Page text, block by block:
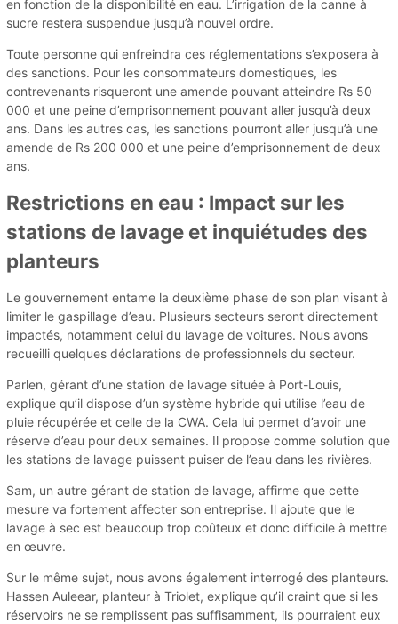
en fonction de la disponibilité en eau. L’irrigation de la canne à
sucre restera suspendue jusqu’à nouvel ordre.
Toute personne qui enfreindra ces réglementations s’exposera à
des sanctions. Pour les consommateurs domestiques, les
contrevenants risqueront une amende pouvant atteindre Rs 50
000 et une peine d’emprisonnement pouvant aller jusqu’à deux
ans. Dans les autres cas, les sanctions pourront aller jusqu’à une
amende de Rs 200 000 et une peine d’emprisonnement de deux
ans.
Restrictions en eau : Impact sur les
stations de lavage et inquiétudes des
planteurs
Le gouvernement entame la deuxième phase de son plan visant à
limiter le gaspillage d’eau. Plusieurs secteurs seront directement
impactés, notamment celui du lavage de voitures. Nous avons
recueilli quelques déclarations de professionnels du secteur.
Parlen, gérant d’une station de lavage située à Port-Louis,
explique qu’il dispose d’un système hybride qui utilise l’eau de
pluie récupérée et celle de la CWA. Cela lui permet d’avoir une
réserve d’eau pour deux semaines. Il propose comme solution que
les stations de lavage puissent puiser de l’eau dans les rivières.
Sam, un autre gérant de station de lavage, affirme que cette
mesure va fortement affecter son entreprise. Il ajoute que le
lavage à sec est beaucoup trop coûteux et donc difficile à mettre
en œuvre.
Sur le même sujet, nous avons également interrogé des planteurs.
Hassen Auleear, planteur à Triolet, explique qu’il craint que si les
réservoirs ne se remplissent pas suffisamment, ils pourraient eux